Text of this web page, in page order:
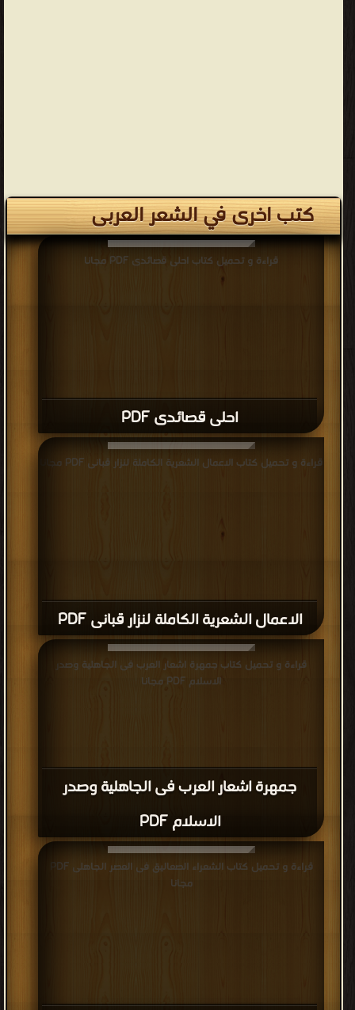
كتب اخرى في الشعر العربى
احلى قصائدى PDF
قراءة و تحميل كتاب احلى قصائدى PDF مجانا
الاعمال الشعرية الكاملة لنزار قبانى PDF
قراءة و تحميل كتاب الاعمال الشعرية الكاملة لنزار قبانى PDF مجانا
جمهرة اشعار العرب فى الجاهلية وصدر
الاسلام PDF
قراءة و تحميل كتاب جمهرة اشعار العرب فى الجاهلية وصدر
الاسلام PDF مجانا
قراءة و تحميل كتاب الشعراء الصعاليق فى العصر الجاهلى PDF
مجانا